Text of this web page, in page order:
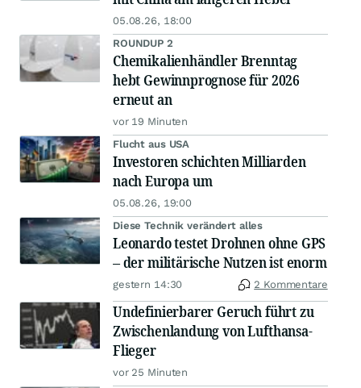
05.08.26, 18:00
ROUNDUP 2
Chemikalienhändler Brenntag
hebt Gewinnprognose für 2026
erneut an
vor 19 Minuten
Flucht aus USA
Investoren schichten Milliarden
nach Europa um
05.08.26, 19:00
Diese Technik verändert alles
Leonardo testet Drohnen ohne GPS
– der militärische Nutzen ist enorm
gestern 14:30 2 Kommentare
Undefinierbarer Geruch führt zu
Zwischenlandung von Lufthansa-
Flieger
vor 25 Minuten